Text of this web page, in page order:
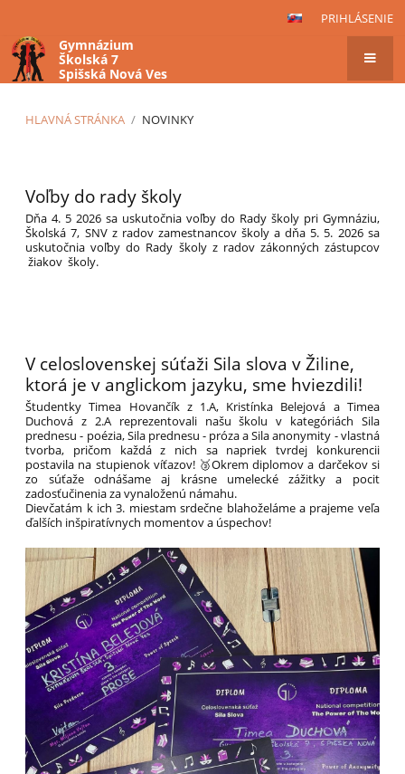
PRIHLÁSENIE
Gymnázium
Školská 7
Spišská Nová Ves
HLAVNÁ STRÁNKA / NOVINKY
Voľby do rady školy
Dňa 4. 5 2026 sa uskutočnia voľby do Rady školy pri Gymnáziu,
Školská 7, SNV z radov zamestnancov školy a dňa 5. 5. 2026 sa
uskutočnia voľby do Rady školy z radov zákonných zástupcov
žiakov školy.
V celoslovenskej súťaži Sila slova v Žiline,
ktorá je v anglickom jazyku, sme hviezdili!
Študentky Timea Hovančík z 1.A, Kristínka Belejová a Timea
Duchová z 2.A reprezentovali našu školu v kategóriách Sila
prednesu - poézia, Sila prednesu - próza a Sila anonymity - vlastná
tvorba, pričom každá z nich sa napriek tvrdej konkurencii
postavila na stupienok víťazov! 🥉Okrem diplomov a darčekov si
zo súťaže odnášame aj krásne umelecké zážitky a pocit
zadosťučinenia za vynaloženú námahu.
Dievčatám k ich 3. miestam srdečne blahoželáme a prajeme veľa
ďalších inšpiratívnych momentov a úspechov!